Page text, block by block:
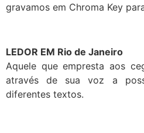
gravamos em Chroma Key
LEDOR EM Rio de Janeiro
Aquele que empresta aos
através de sua voz a
diferentes textos.